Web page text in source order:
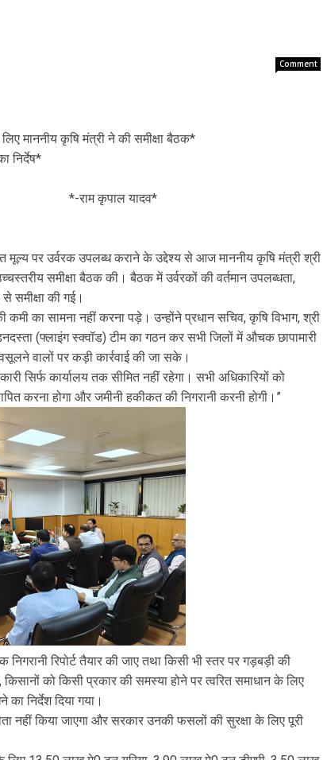
Comment
माननीय कृषि मंत्री ने की समीक्षा बैठक*
निर्देष*
यादव*
मूल्य पर उर्वरक उपलब्ध कराने के उद्देश्य से आज माननीय कृषि मंत्री श्री
समीक्षा बैठक की। बैठक में उर्वरकों की वर्तमान उपलब्धता,
समीक्षा की गई।
कमी का सामना नहीं करना पड़े। उन्होंने प्रधान सचिव, कृषि विभाग, श्री
(फ्लाइंग स्क्वॉड) टीम का गठन कर सभी जिलों में औचक छापामारी
वालों पर कड़ी कार्रवाई की जा सके।
सिर्फ कार्यालय तक सीमित नहीं रहेगा। सभी अधिकारियों को
करना होगा और जमीनी हकीकत की निगरानी करनी होगी।”
निगरानी रिपोर्ट तैयार की जाए तथा किसी भी स्तर पर गड़बड़ी की
को किसी प्रकार की समस्या होने पर त्वरित समाधान के लिए
निर्देश दिया गया।
नहीं किया जाएगा और सरकार उनकी फसलों की सुरक्षा के लिए पूरी